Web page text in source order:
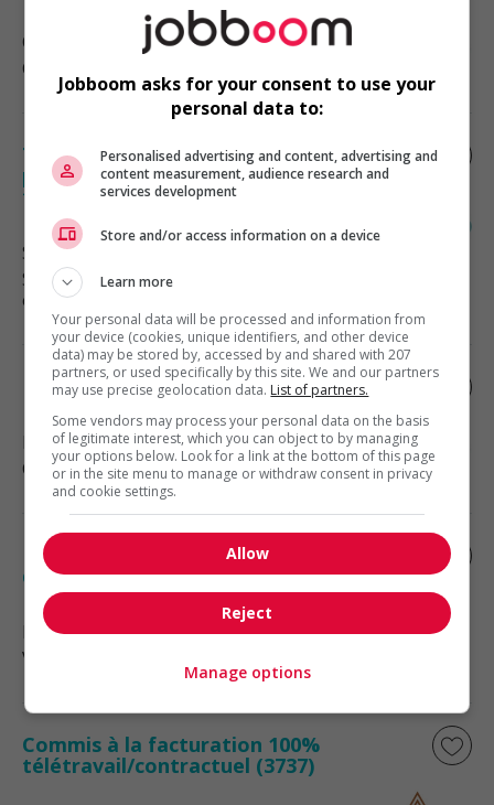
Ottawa
Comptabilité, finance et assurance
Travailleur social /travailleuse sociale
pour le programme d’aide aux employés
télétravail
Saint-Jérôme
Services sociaux, sciences sociales
et éducation
Planificateur financier
Laval, QC
Comptabilité, finance et assurance
Représentante (e) en développement
des affaires
Montréal, QC
Vente, achat et service à la clientèle
Commis à la facturation 100%
télétravail/contractuel (3737)
Jobboom asks for your consent to use your
personal data to:
Personalised advertising and content, advertising and
content measurement, audience research and
services development
Store and/or access information on a device
Learn more
Your personal data will be processed and information from
your device (cookies, unique identifiers, and other device
data) may be stored by, accessed by and shared with 207
partners, or used specifically by this site. We and our partners
may use precise geolocation data. List of partners.
Some vendors may process your personal data on the basis
of legitimate interest, which you can object to by managing
your options below. Look for a link at the bottom of this page
or in the site menu to manage or withdraw consent in privacy
and cookie settings.
Allow
Reject
Manage options